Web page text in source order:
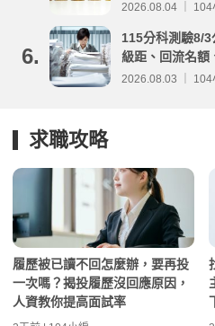
2026.08.04 ｜ 104
6.
115分科測驗8/
級距、回流名額
分析
2026.08.03 ｜ 104
求職攻略
履歷被已讀不回怎麼辦，要再投
一次嗎？揭投履歷沒回應原因，
人資教你提高面試率